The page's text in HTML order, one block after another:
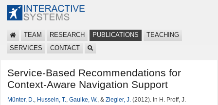
TEAM RESEARCH PUBLICATIONS
TEACHING
SERVICES
CONTACT
Service-Based Recommendations for
Context-Aware Navigation Support
Münter, D. Hussein, T. Gaulke, W. , & Ziegler, J. (2012). In H. Proff, J.